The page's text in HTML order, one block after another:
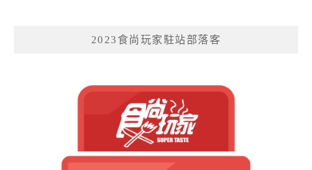
2023食尚玩家駐站部落客